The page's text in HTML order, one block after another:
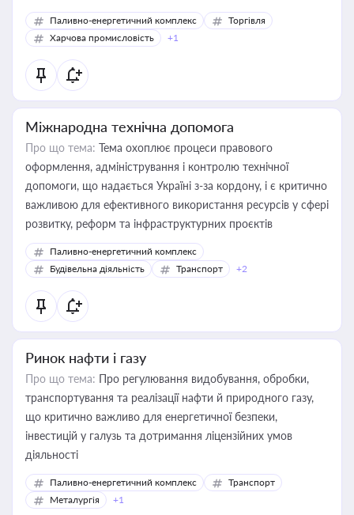
Паливно-енергетичний комплекс
Торгівля
Харчова промисловість
+1
Міжнародна технічна допомога
Про що тема: Тема охоплює процеси правового
оформлення, адміністрування і контролю технічної
допомоги, що надається Україні з-за кордону, і є критично
важливою для ефективного використання ресурсів у сфері
розвитку, реформ та інфраструктурних проєктів
Паливно-енергетичний комплекс
Будівельна діяльність
Транспорт +2
Ринок нафти і газу
Про що тема: Про регулювання видобування, обробки,
транспортування та реалізації нафти й природного газу,
що критично важливо для енергетичної безпеки,
інвестицій у галузь та дотримання ліцензійних умов
діяльності
Паливно-енергетичний комплекс
Транспорт
Металургія
+1